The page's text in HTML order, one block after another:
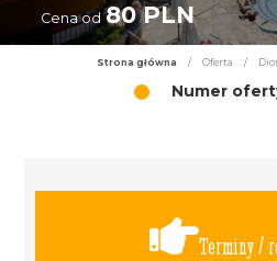
Cena od 80 PLN
Strona główna / Oferta /
Numer
Terminy /